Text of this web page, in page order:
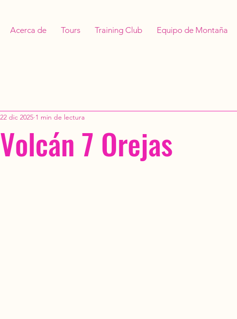
Acerca de Tours Training Club Equipo de Montaña
Volcán 7 Orejas
22 dic 2025 1 min de lectura